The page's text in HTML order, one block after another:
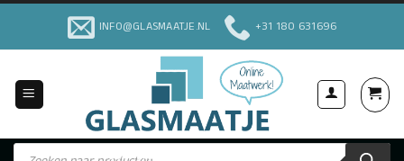
Ga
inhoud
INFO@GLASMAATJE.NL +31 180 631696
Voor Particulieren & Bedrijven
Producten